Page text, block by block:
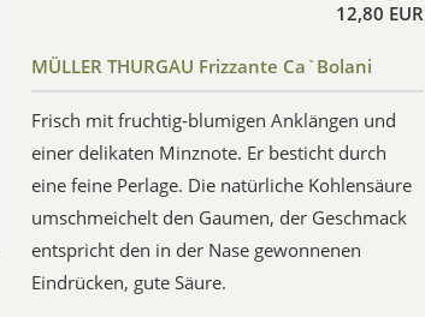
12,80 EUR
MÜLLER THURGAU Frizzante Ca`Bolani
Frisch mit fruchtig-blumigen Anklängen und
einer delikaten Minznote. Er besticht durch
eine feine Perlage. Die natürliche Kohlensäure
umschmeichelt den Gaumen, der Geschmack
entspricht den in der Nase gewonnenen
Eindrücken, gute Säure.